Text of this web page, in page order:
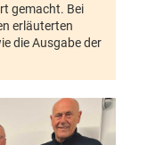
gemacht. Bei
erläuterten
die Ausgabe der